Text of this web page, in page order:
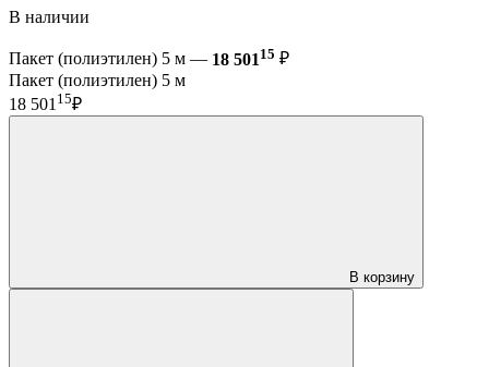
В наличии
Пакет (полиэтилен) 5 м — 18 501 15 ₽
Пакет (полиэтилен) 5 м
18 501 15₽
В корзину